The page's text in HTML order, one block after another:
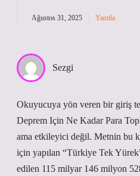
Ağustos 31, 2025 Yanıtla
Sezgi
Okuyucuya yön veren bir giriş
Deprem Için Ne Kadar Para
ama etkileyici değil. Metnin bu
için yapılan “Türkiye Tek
edilen 115 milyar 146 milyon